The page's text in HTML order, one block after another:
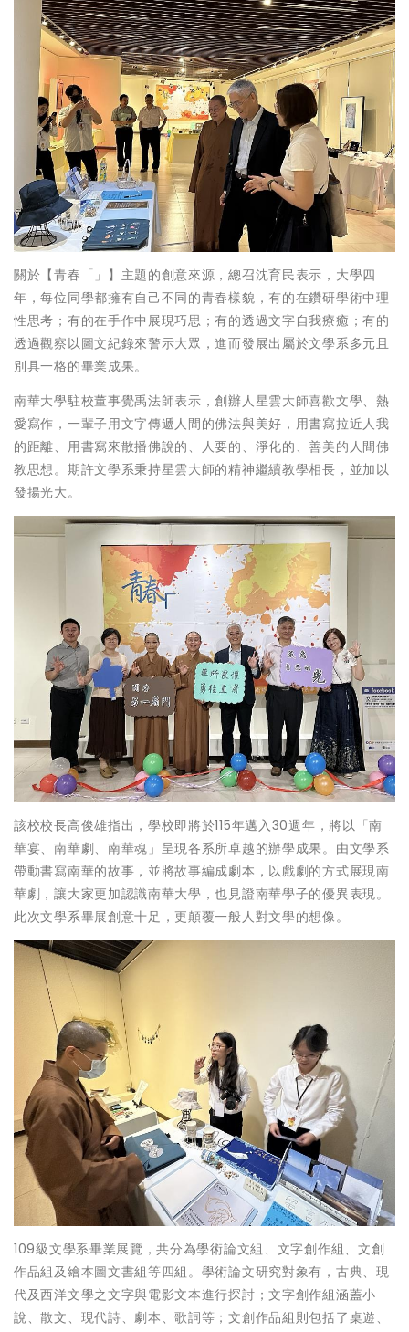
關於【青春「」】主題的創意來源，總召沈育民表示，大學四
年，每位同學都擁有自己不同的青春樣貌，有的在鑽研學術中理
性思考；有的在手作中展現巧思；有的透過文字自我療癒；有的
透過觀察以圖文紀錄來警示大眾，進而發展出屬於文學系多元且
別具一格的畢業成果。
南華大學駐校董事覺禹法師表示，創辦人星雲大師喜歡文學、熱
愛寫作，一輩子用文字傳遞人間的佛法與美好，用書寫拉近人我
的距離、用書寫來散播佛說的、人要的、淨化的、善美的人間佛
教思想。期許文學系秉持星雲大師的精神繼續教學相長，並加以
發揚光大。
該校校長高俊雄指出，學校即將於115年邁入30週年，將以「南
華宴、南華劇、南華魂」呈現各系所卓越的辦學成果。由文學系
帶動書寫南華的故事，並將故事編成劇本，以戲劇的方式展現南
華劇，讓大家更加認識南華大學，也見證南華學子的優異表現。
此次文學系畢展創意十足，更顛覆一般人對文學的想像。
109級文學系畢業展覽，共分為學術論文組、文字創作組、文創
作品組及繪本圖文書組等四組。學術論文研究對象有，古典、現
代及西洋文學之文字與電影文本進行探討；文字創作組涵蓋小
說、散文、現代詩、劇本、歌詞等；文創作品組則包括了桌遊、